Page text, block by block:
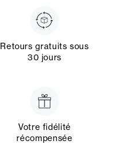
Retours gratuits sous
30 jours
Votre fidélité
récompensée